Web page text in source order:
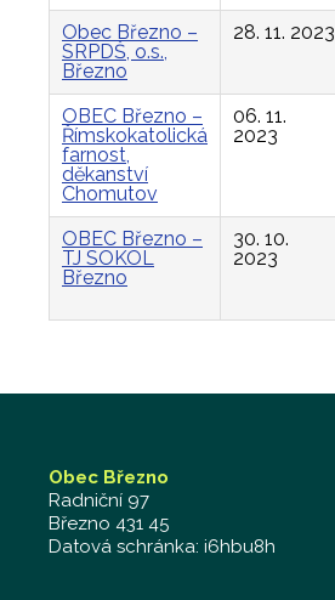
Obec Březno –
SRPDŠ, o.s.,
Březno
28. 11. 2023
OBEC Březno –
Římskokatolická
farnost,
děkanství
Chomutov
06. 11.
2023
OBEC Březno –
TJ SOKOL
Březno
30. 10.
2023
Obec Březno
Radniční 97
Březno 431 45
Datová schránka: i6hbu8h